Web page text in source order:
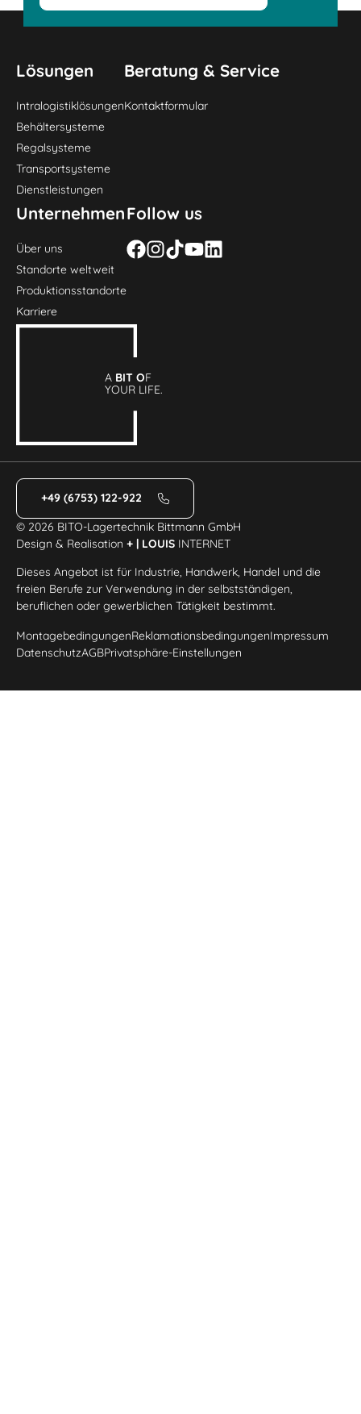
Lösungen
Intralogistiklösungen
Behältersysteme
Regalsysteme
Transportsysteme
Dienstleistungen
Beratung & Service
Kontaktformular
Unternehmen
Über uns
Standorte weltweit
Produktionsstandorte
Karriere
Follow us
A BIT OF
YOUR LIFE.
+49 (6753) 122-922
© 2026 BITO-Lagertechnik Bittmann GmbH
Design & Realisation+ | LOUIS INTERNET
Dieses Angebot ist für Industrie, Handwerk, Handel und die
freien Berufe zur Verwendung in der selbstständigen,
beruflichen oder gewerblichen Tätigkeit bestimmt.
MontagebedingungenReklamationsbedingungenImpressum
DatenschutzAGBPrivatsphäre-Einstellungen